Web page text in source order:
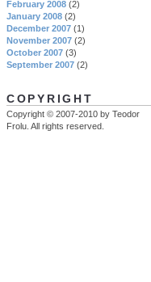
February 2008 (2)
January 2008 (2)
December 2007 (1)
November 2007 (2)
October 2007 (3)
September 2007 (2)
COPYRIGHT
Copyright © 2007-2010 by Teodor
Frolu. All rights reserved.